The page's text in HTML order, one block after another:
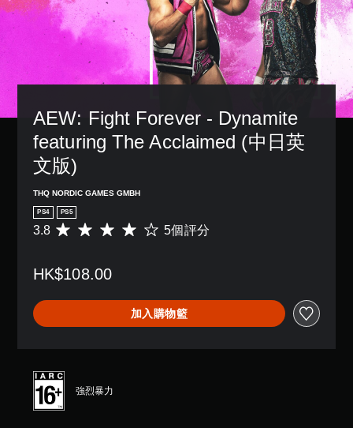
AEW: Fight Forever - Dynamite
featuring The Acclaimed (中日英
文版)
THQ NORDIC GAMES GMBH
PS4 PS5
平
分
3
.
（
滿
分
3.8 5個評分
HK$108.00
加入購物籃
強烈暴力